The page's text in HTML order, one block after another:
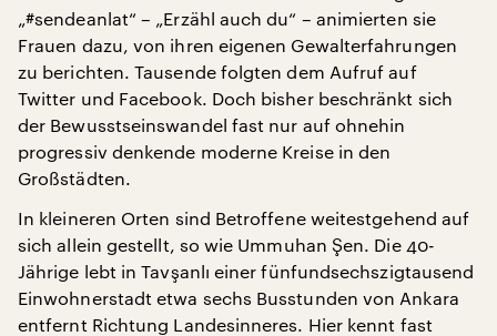
„#sendeanlat“ – „Erzähl auch du“ – animierten sie
Frauen dazu, von ihren eigenen Gewalterfahrungen
zu berichten. Tausende folgten dem Aufruf auf
Twitter und Facebook. Doch bisher beschränkt sich
der Bewusstseinswandel fast nur auf ohnehin
progressiv denkende moderne Kreise in den
Großstädten.
In kleineren Orten sind Betroffene weitestgehend auf
sich allein gestellt, so wie Ummuhan Şen. Die 40-
Jährige lebt in Tavşanlı einer fünfundsechszigtausend
Einwohnerstadt etwa sechs Busstunden von Ankara
entfernt Richtung Landesinneres. Hier kennt fast